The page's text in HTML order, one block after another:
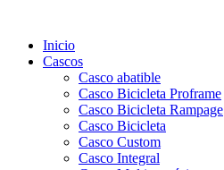
Inicio
Cascos
Casco abatible
Casco Bicicleta Proframe
Casco Bicicleta Rampage
Casco Bicicleta
Casco Custom
Casco Integral